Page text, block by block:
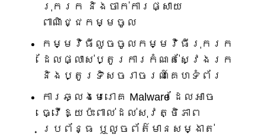
រុករក និងចាក់ការផ្សាយ
ពាណិជ្ជកម្មចូល
កម្មវិធី​លួច​ចូល​កម្មវិធី​រុករក​
ដែល​ផ្លាស់ប្តូរ​ការកំណត់​ស្វែងរក
និង​ប្តូរ​ទិស​ចរាចរណ៍​គេហទំព័រ
ការឆ្លងមេរោគ Malware ដែលអាច
ធ្វើឱ្យប៉ះពាល់ដល់សុវត្ថិភាព
ប្រព័ន្ធ ឬលួចព័ត៌មានសម្ងាត់